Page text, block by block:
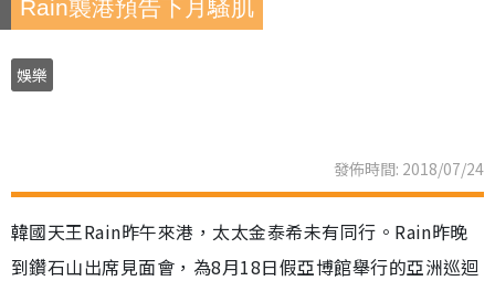
Rain襲港預告下月騷肌
娛樂
發佈時間: 2018/07/24
韓國天王Rain昨午來港，太太金泰希未有同行。Rain昨晚
到鑽石山出席見面會，為8月18日假亞博館舉行的亞洲巡迴